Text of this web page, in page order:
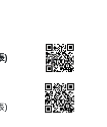
)
)